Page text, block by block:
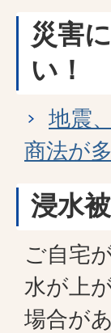
災害
い！
地震
商法が
浸水
ご自宅
水が上
場合が